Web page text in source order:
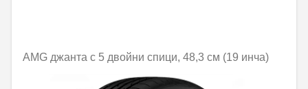
AMG джанта с 5 двойни спици, 48,3 см (19 инча)
Не е налично онлайн